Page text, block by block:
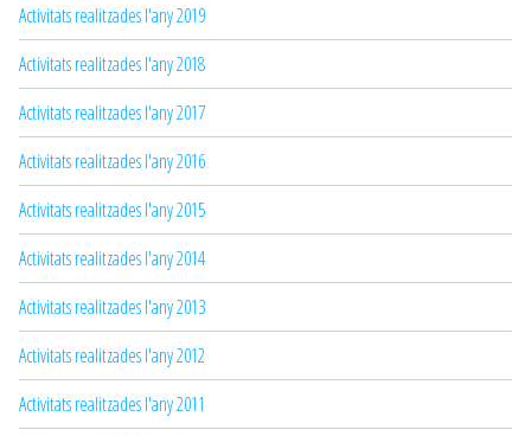
Activitats realitzades l'any 2019
Activitats realitzades l'any 2018
Activitats realitzades l'any 2017
Activitats realitzades l'any 2016
Activitats realitzades l'any 2015
Activitats realitzades l'any 2014
Activitats realitzades l'any 2013
Activitats realitzades l'any 2012
Activitats realitzades l'any 2011